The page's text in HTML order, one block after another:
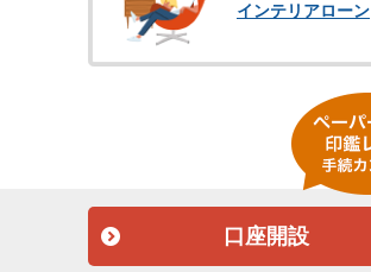
インテリアローン
口座開設